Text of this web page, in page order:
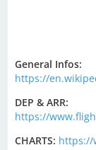
General Infos:
https://
DEP & ARR:
https://
CHARTS: https://